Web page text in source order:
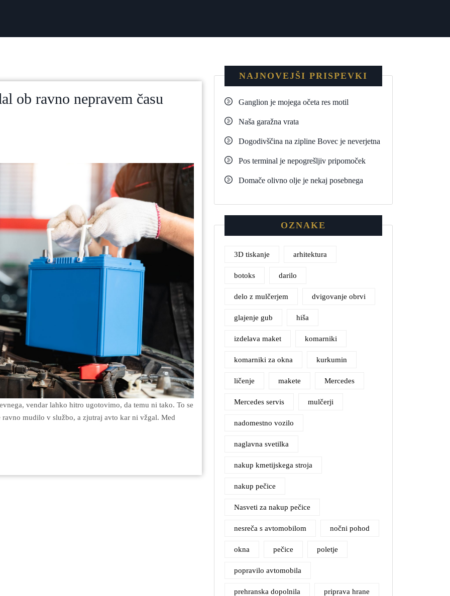
ob ravno nepravem času
mudilo v službo, a zjutraj avto kar ni vžgal. Med
NAJNOVEJŠI PRISPEVKI
Ganglion je mojega očeta res motil
Naša garažna vrata
Dogodivščina na zipline Bovec je neverjetna
Pos terminal je nepogrešljiv pripomoček
Domače olivno olje je nekaj posebnega
OZNAKE
3D tiskanje arhitektura
botoks darilo
delo z mulčerjem dvigovanje obrvi
glajenje gub hiša
izdelava maket komarniki
komarniki za okna kurkumin
ličenje makete Mercedes
Mercedes servis mulčerji
nadomestno vozilo
naglavna svetilka
nakup kmetijskega stroja
nakup pečice
Nasveti za nakup pečice
nesreča s avtomobilom nočni pohod
okna pečice poletje
popravilo avtomobila
prehranska dopolnila priprava hrane